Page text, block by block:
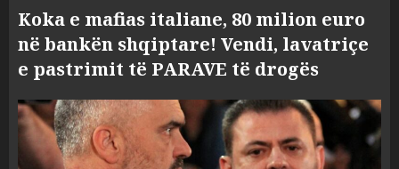
Koka e mafias italiane, 80 milion euro
në bankën shqiptare! Vendi, lavatriçe
e pastrimit të PARAVE të drogës